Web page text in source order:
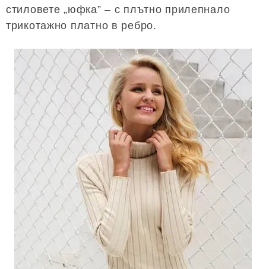
стиловете „юфка” – с плътно прилепнало
трикотажно платно в ребро.